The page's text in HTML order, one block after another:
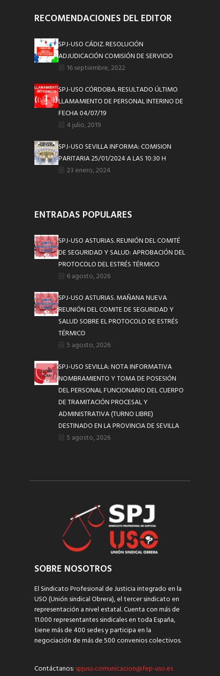
RECOMENDACIONES DEL EDITOR
SPJ-USO CÁDIZ. RESOLUCIÓN
ADJUDICACIÓN COMISIÓN DE SERVICIO
16 septiembre, 2022
SPJ-USO CÓRDOBA. RESULTADO ÚLTIMO
LLAMAMIENTO DE PERSONAL INTERINO DE
FECHA 04/07/19
4 julio, 2019
SPJ-USO SEVILLA INFORMA: COMISION
PARITARIA 25/01/2024 A LAS 10:30 H
23 enero, 2024
ENTRADAS POPULARES
SPJ-USO ASTURIAS. REUNIÓN DEL COMITÉ
DE SEGURIDAD Y SALUD: APROBACIÓN DEL
PROTOCOLO DEL ESTRÉS TÉRMICO
6 agosto, 2026
SPJ-USO ASTURIAS. MAÑANA NUEVA
REUNIÓN DEL COMITE DE SEGURIDAD Y
SALUD SOBRE EL PROTOCOLO DE ESTRÉS
TÉRMICO
5 agosto, 2026
SPJ-USO SEVILLA: NOTA INFORMATIVA
NOMBRAMIENTO Y TOMA DE POSESIÓN
DEL PERSONAL FUNCIONARIO DEL CUERPO
DE TRAMITACIÓN PROCESAL Y
ADMINISTRATIVA (TURNO LIBRE)
DESTINADO EN LA PROVINCIA DE SEVILLA
5 agosto, 2026
SOBRE NOSOTROS
El Sindicato Profesional de Justicia integrado en la
USO (Unión sindical Obrera), el tercer sindicato en
representación a nivel estatal. Cuenta con más de
11.000 representantes sindicales en toda España,
tiene más de 400 sedes y participa en la
negociación de más de 500 convenios colectivos.
Contáctanos: spjuso.comunicacion@fep-uso.es